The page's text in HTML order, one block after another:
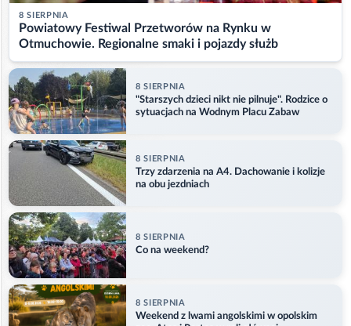
8 SIERPNIA
Powiatowy Festiwal Przetworów na Rynku w
Otmuchowie. Regionalne smaki i pojazdy służb
8 SIERPNIA
"Starszych dzieci nikt nie pilnuje". Rodzice o
sytuacjach na Wodnym Placu Zabaw
8 SIERPNIA
Trzy zdarzenia na A4. Dachowanie i kolizje
na obu jezdniach
8 SIERPNIA
Co na weekend?
8 SIERPNIA
Weekend z lwami angolskimi w opolskim